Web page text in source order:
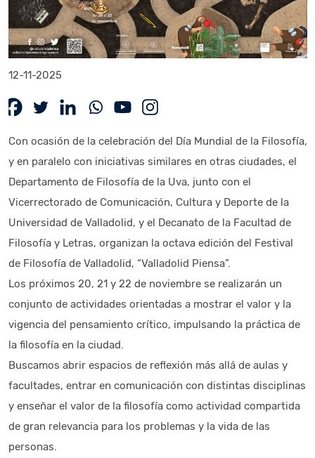
12-11-2025
Con ocasión de la celebración del Día Mundial de la Filosofía,
y en paralelo con iniciativas similares en otras ciudades, el
Departamento de Filosofía de la Uva, junto con el
Vicerrectorado de Comunicación, Cultura y Deporte de la
Universidad de Valladolid, y el Decanato de la Facultad de
Filosofía y Letras, organizan la octava edición del Festival
de Filosofía de Valladolid, “Valladolid Piensa”.
Los próximos 20, 21 y 22 de noviembre se realizarán un
conjunto de actividades orientadas a mostrar el valor y la
vigencia del pensamiento crítico, impulsando la práctica de
la filosofía en la ciudad.
Buscamos abrir espacios de reflexión más allá de aulas y
facultades, entrar en comunicación con distintas disciplinas
y enseñar el valor de la filosofía como actividad compartida
de gran relevancia para los problemas y la vida de las
personas.